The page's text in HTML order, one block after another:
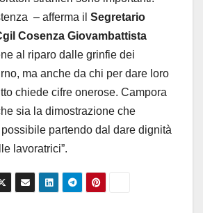
– afferma il Segretario
Cosenza Giovambattista
al riparo dalle grinfie dei
ma anche da chi per dare loro
chiede cifre onerose. Campora
sia la dimostrazione che
possibile partendo dal dare dignità
lavoratrici”.